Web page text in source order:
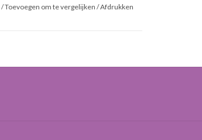
/Toevoegen om te vergelijken /Afdrukken